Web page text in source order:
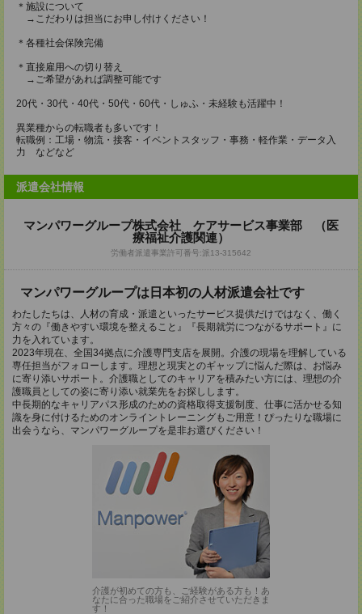
＊施設について
→こだわりは担当にお申し付けください！
＊各種社会保険完備
＊直接雇用への切り替え
→ご希望があれば調整可能です
20代・30代・40代・50代・60代・しゅふ・未経験も活躍中！
異業種からの転職者も多いです！
転職例：工場・物流・接客・イベントスタッフ・事務・軽作業・データ入
力 などなど
派遣会社情報
マンパワーグループ株式会社 ケアサービス事業部 （医
療福祉介護関連）
労働者派遣事業許可番号:派13-315642
マンパワーグループは日本初の人材派遣会社です
わたしたちは、人材の育成・派遣といったサービス提供だけではなく、働く
方々の『働きやすい環境を整えること』『長期就労につながるサポート』に
力を入れています。
2023年現在、全国34拠点に介護専門支店を展開。介護の現場を理解している
専任担当がフォローします。理想と現実とのギャップに悩んだ際は、お悩み
に寄り添いサポート。介護職としてのキャリアを積みたい方には、理想の介
護職員としての姿に寄り添い就業先をお探しします。
中長期的なキャリアパス形成のための資格取得支援制度、仕事に活かせる知
識を身に付けるためのオンライントレーニングもご用意！ぴったりな職場に
出会うなら、マンパワーグループを是非お選びください！
介護が初めての方も、ご経験がある方も！あ
なたに合った職場をご紹介させていただきま
す！